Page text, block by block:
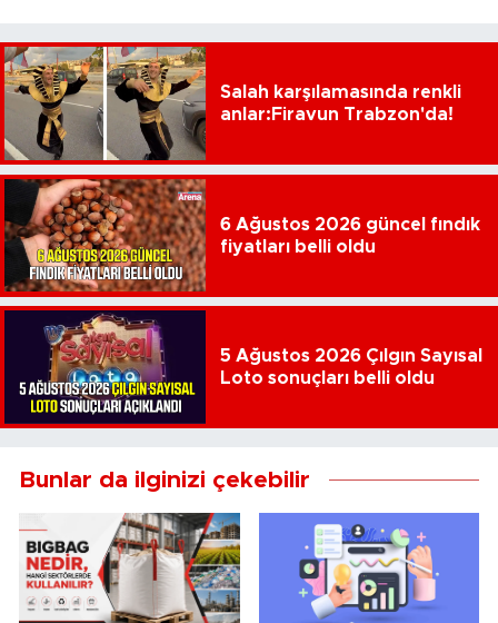
Salah karşılamasında renkli
anlar:Firavun Trabzon'da!
6 Ağustos 2026 güncel fındık
fiyatları belli oldu
5 Ağustos 2026 Çılgın Sayısal
Loto sonuçları belli oldu
Bunlar da ilginizi çekebilir